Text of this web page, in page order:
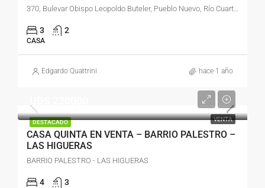
370, Bulevar Obispo Leopoldo Buteler, Pueblo Nuevo, Río Cuarto, Municipio de Río Cuarto, Pedanía Río Cuarto, Departamento Río Cuarto, Córdoba, X5800, Argentina
3 2
CASA
Edgardo Quattrini hace 1 año
DESTACADO VENTA
CASA QUINTA EN VENTA – BARRIO PALESTRO –
LAS HIGUERAS
BARRIO PALESTRO - LAS HIGUERAS
4 3